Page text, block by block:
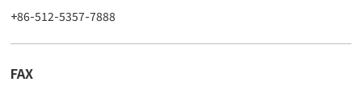
+86-512-5357-7888
FAX